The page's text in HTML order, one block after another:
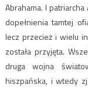
Abrahama. I
dopełnienia tamtej
lecz przecież i wielu
została przyjęta.
druga wojna
hiszpańska, i wtedy